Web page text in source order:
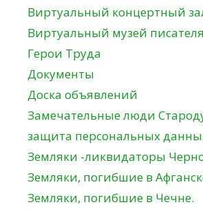
Виртуальный концертный
Виртуальный музей
Герои Труда
Документы
Доска объявлений
Замечательные люди
защита персональных
Земляки -ликвидаторы
Земляки, погибшие в
Земляки, погибшие в Чечне.